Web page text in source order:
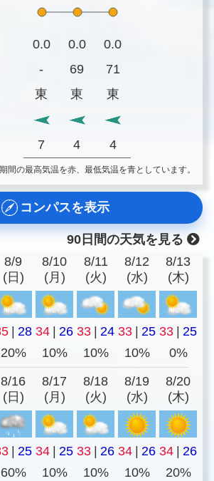
0.0 0.0
0.0
-
69
71
東
東 東
7 4 4
間の最高気温を赤、最低気温を青としています。
コンパスを表示
90日間の天気を見る
8/9
(日)
8/10
(月)
8/11
(火)
8/12
(水)
8/13
(木)
28 34 26 33 24 33 25 33
25
20% 10% 10% 10% 0%
8/16
(日)
8/17
(月)
8/18
(火)
8/19
(水)
8/20
(木)
25 34 25 33 26 34 26 34
26
60% 10% 10% 10%
20%